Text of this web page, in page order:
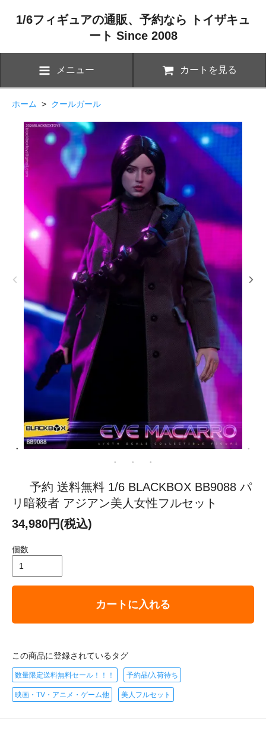
1/6フィギュアの通販、予約なら トイザキュ
ート Since 2008
メニュー カートを見る
ホーム > クールガール
予約 送料無料 1/6 BLACKBOX BB9088 パ
リ暗殺者 アジアン美人女性フルセット
34,980円(税込)
個数
カートに入れる
この商品に登録されているタグ
数量限定送料無料セール！！！ 予約品/入荷待ち
映画・TV・アニメ・ゲーム他 美人フルセット